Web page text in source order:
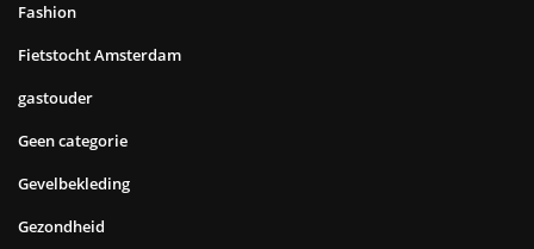
Fashion
Fietstocht Amsterdam
gastouder
Geen categorie
Gevelbekleding
Gezondheid